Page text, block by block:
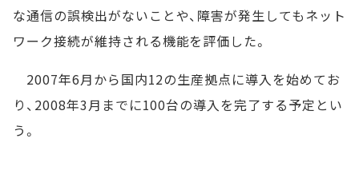
な通信の誤検出がないことや、障害が発生してもネット
ワーク接続が維持される機能を評価した。
2007年6月から国内12の生産拠点に導入を始めてお
り、2008年3月までに100台の導入を完了する予定とい
う。